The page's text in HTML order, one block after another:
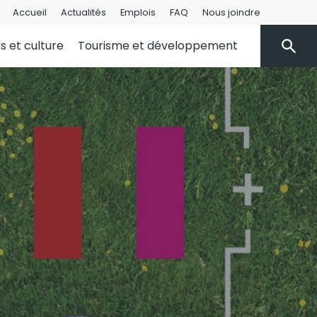
Accueil Actualités Emplois FAQ Nous joindre
et culture Tourisme et développement